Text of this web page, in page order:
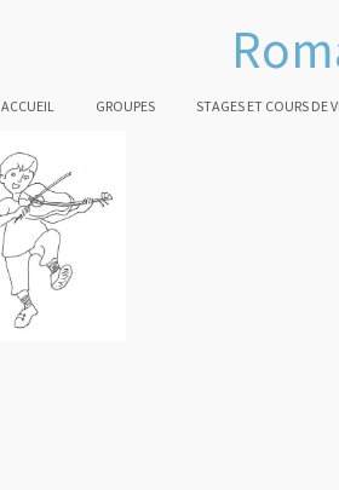
ACCUEIL GROUPES STAGES ET COURS DE